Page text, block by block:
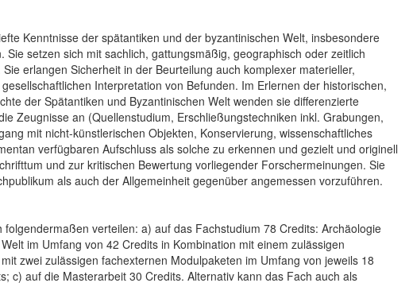
Kenntnisse der spätantiken und der byzantinischen Welt, insbesondere
setzen sich mit sachlich, gattungsmäßig, geographisch oder zeitlich
erlangen Sicherheit in der Beurteilung auch komplexer materieller,
Interpretation von Befunden. Im Erlernen der historischen,
der Spätantiken und Byzantinischen Welt wenden sie differenzierte
Zeugnisse an (Quellenstudium, Erschließungstechniken inkl. Grabungen,
mit nicht-künstlerischen Objekten, Konservierung, wissenschaftliches
verfügbaren Aufschluss als solche zu erkennen und gezielt und originell
und zur kritischen Bewertung vorliegender Forschermeinungen. Sie
als auch der Allgemeinheit gegenüber angemessen vorzuführen.
verteilen: a) auf das Fachstudium 78 Credits: Archäologie
im Umfang von 42 Credits in Kombination mit einem zulässigen
zwei zulässigen fachexternen Modulpaketen im Umfang von jeweils 18
c) auf die Masterarbeit 30 Credits. Alternativ kann das Fach auch als